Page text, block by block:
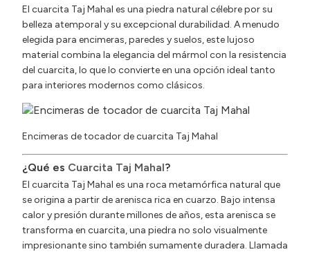
El cuarcita Taj Mahal es una piedra natural célebre por su
belleza atemporal y su excepcional durabilidad. A menudo
elegida para encimeras, paredes y suelos, este lujoso
material combina la elegancia del mármol con la resistencia
del cuarcita, lo que lo convierte en una opción ideal tanto
para interiores modernos como clásicos.
Encimeras de tocador de cuarcita Taj Mahal
¿Qué es Cuarcita Taj Mahal?
El cuarcita Taj Mahal es una roca metamórfica natural que
se origina a partir de arenisca rica en cuarzo. Bajo intensa
calor y presión durante millones de años, esta arenisca se
transforma en cuarcita, una piedra no solo visualmente
impresionante sino también sumamente duradera. Llamada